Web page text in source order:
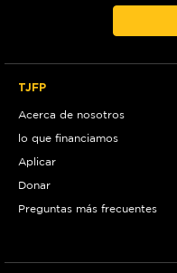
TJFP
Acerca de nosotros
lo que financiamos
Aplicar
Donar
Preguntas más frecuentes